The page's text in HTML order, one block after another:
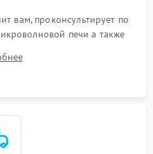
вам, проконсультирует по
печи а также